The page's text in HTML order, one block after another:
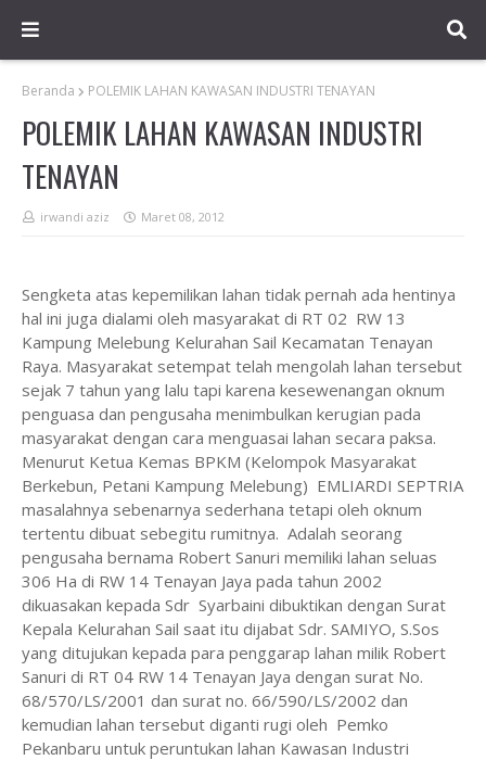
Beranda POLEMIK LAHAN KAWASAN INDUSTRI TENAYAN
POLEMIK LAHAN KAWASAN INDUSTRI
TENAYAN
irwandi aziz Maret 08, 2012
Sengketa atas kepemilikan lahan tidak pernah ada hentinya
hal ini juga dialami oleh masyarakat di RT 02 RW 13
Kampung Melebung Kelurahan Sail Kecamatan Tenayan
Raya. Masyarakat setempat telah mengolah lahan tersebut
sejak 7 tahun yang lalu tapi karena kesewenangan oknum
penguasa dan pengusaha menimbulkan kerugian pada
masyarakat dengan cara menguasai lahan secara paksa.
Menurut Ketua Kemas BPKM (Kelompok Masyarakat
Berkebun, Petani Kampung Melebung) EMLIARDI SEPTRIA
masalahnya sebenarnya sederhana tetapi oleh oknum
tertentu dibuat sebegitu rumitnya. Adalah seorang
pengusaha bernama Robert Sanuri memiliki lahan seluas
306 Ha di RW 14 Tenayan Jaya pada tahun 2002
dikuasakan kepada Sdr Syarbaini dibuktikan dengan Surat
Kepala Kelurahan Sail saat itu dijabat Sdr. SAMIYO, S.Sos
yang ditujukan kepada para penggarap lahan milik Robert
Sanuri di RT 04 RW 14 Tenayan Jaya dengan surat No.
68/570/LS/2001 dan surat no. 66/590/LS/2002 dan
kemudian lahan tersebut diganti rugi oleh Pemko
Pekanbaru untuk peruntukan lahan Kawasan Industri